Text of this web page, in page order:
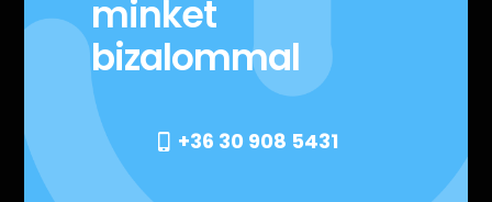
minket
bizalommal
+36 30 908 5431